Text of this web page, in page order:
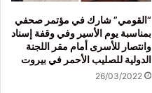
“القومي” شارك في مؤتمر صحفي
بمناسبة يوم الأسير وفي وقفة إسناد
وانتصار للأسرى أمام مقر اللجنة
الدولية للصليب الأحمر في بيروت
26/03/2022